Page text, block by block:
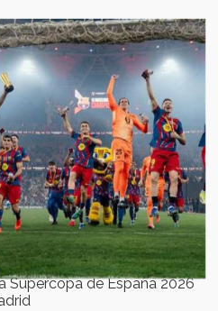
Supercopa de España 2026